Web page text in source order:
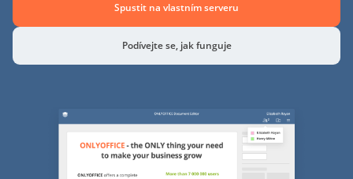
Spustit na vlastním serveru
Podívejte se, jak funguje